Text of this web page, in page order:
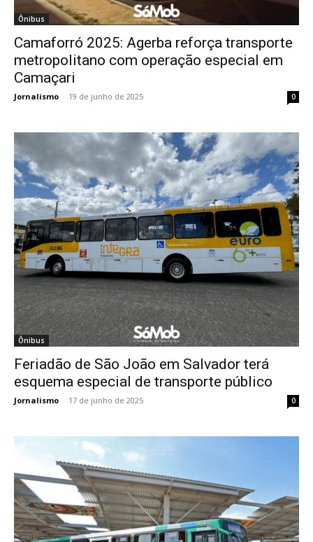
Ônibus
Camaforró 2025: Agerba reforça transporte
metropolitano com operação especial em
Camaçari
Jornalismo - 19 de junho de 2025 0
Ônibus
Feriadão de São João em Salvador terá
esquema especial de transporte público
Jornalismo - 17 de junho de 2025 0